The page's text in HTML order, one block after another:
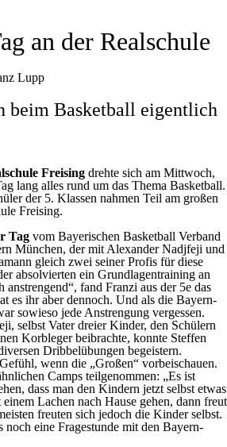
an der Realschule
Lupp
beim Basketball eigentlich
Freising drehte sich am Mittwoch,
lang alles rund um das Thema Basketball.
der 5. Klassen nahmen Teil am großen
Freising.
Tag vom Bayerischen Basketball Verband
München, der mit Alexander Nadjfeji und
gleich zwei seiner Profis für diese
absolvierten ein Grundlagentraining an
anstrengend“, fand Franzi aus der 5e das
es ihr aber dennoch. Und als die Bayern-
sowieso jede Anstrengung vergessen.
selbst Vater dreier Kinder, den Schülern
Korbleger beibrachte, konnte Steffen
Dribbelübungen begeistern.
wenn die „Großen“ vorbeischauen.
Camps teilgenommen: „Es ist
dass man den Kindern jetzt selbst etwas
Lachen nach Hause gehen, dann freut
freuten sich jedoch die Kinder selbst.
noch eine Fragestunde mit den Bayern-